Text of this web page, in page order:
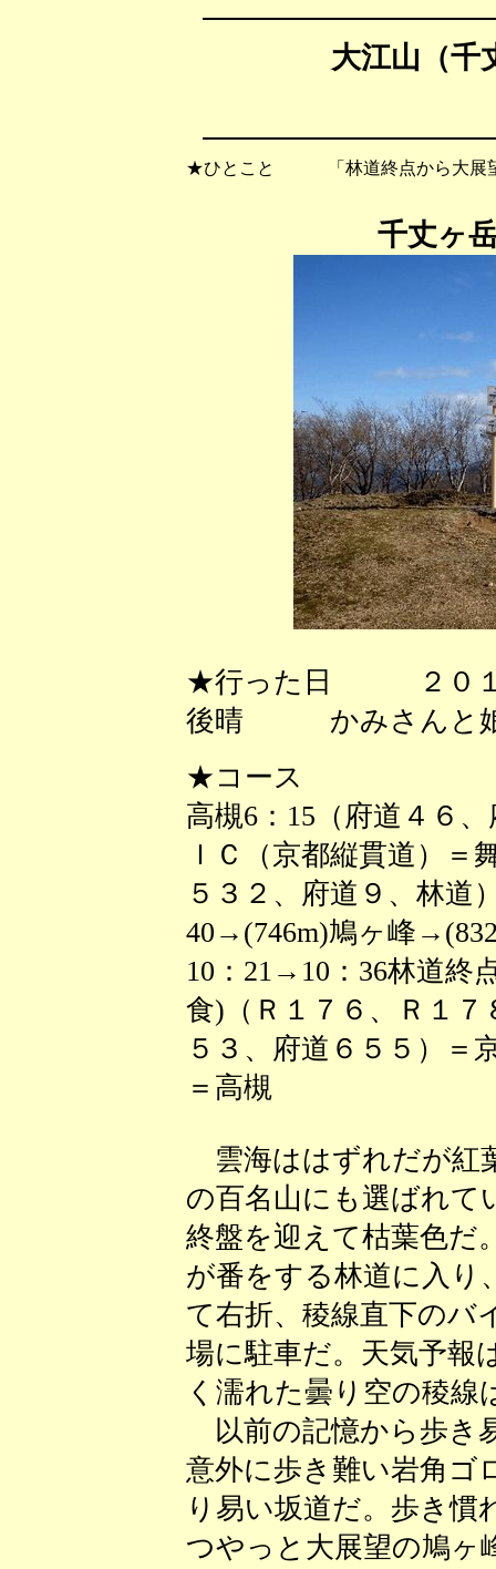
大江山（千
★ひとこと 「林道終点から大展望
千丈ヶ
★行った日 ２０１
後晴 かみさんと娘
★コース
高槻6：15（府道４６
ＩＣ（京都縦貫道）＝
５３２、府道９、林道
40→(746m)鳩ヶ峰
10：21→10：36林道終
食)（Ｒ１７６、Ｒ１
５３、府道６５５）＝
＝高槻
雲海ははずれだが紅
の百名山にも選ばれて
終盤を迎えて枯葉色だ
が番をする林道に入り
て右折、稜線直下のバ
場に駐車だ。天気予報
く濡れた曇り空の稜線
以前の記憶から歩き
意外に歩き難い岩角ゴ
り易い坂道だ。歩き
つやっと大展望の鳩ヶ